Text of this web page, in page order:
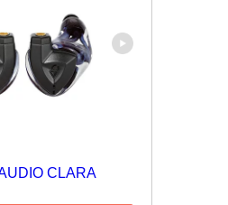
CLARA